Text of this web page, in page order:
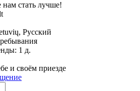
нам стать лучше!
Русский
1 д.
и своём приезде